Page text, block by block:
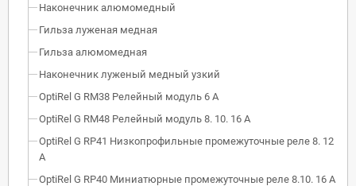
Наконечник алюмомедный
Гильза луженая медная
Гильза алюмомедная
Наконечник луженый медный узкий
OptiRel G RM38 Релейный модуль 6 А
OptiRel G RM48 Релейный модуль 8. 10. 16 А
OptiRel G RP41 Низкопрофильные промежуточные реле 8. 12
А
OptiRel G RP40 Миниатюрные промежуточные реле 8.10. 16 А